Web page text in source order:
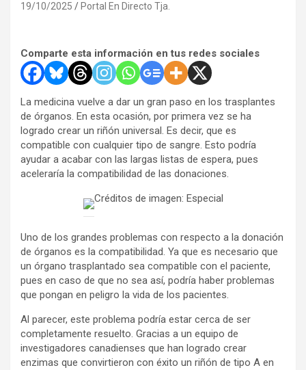
19/10/2025 Portal En Directo Tja.
Comparte esta información en tus redes sociales
La medicina vuelve a dar un gran paso en los trasplantes
de órganos. En esta ocasión, por primera vez se ha
logrado crear un riñón universal. Es decir, que es
compatible con cualquier tipo de sangre. Esto podría
ayudar a acabar con las largas listas de espera, pues
aceleraría la compatibilidad de las donaciones.
Créditos de imagen: Especial
Uno de los grandes problemas con respecto a la donación
de órganos es la compatibilidad. Ya que es necesario que
un órgano trasplantado sea compatible con el paciente,
pues en caso de que no sea así, podría haber problemas
que pongan en peligro la vida de los pacientes.
Al parecer, este problema podría estar cerca de ser
completamente resuelto. Gracias a un equipo de
investigadores canadienses que han logrado crear
enzimas que convirtieron con éxito un riñón de tipo A en